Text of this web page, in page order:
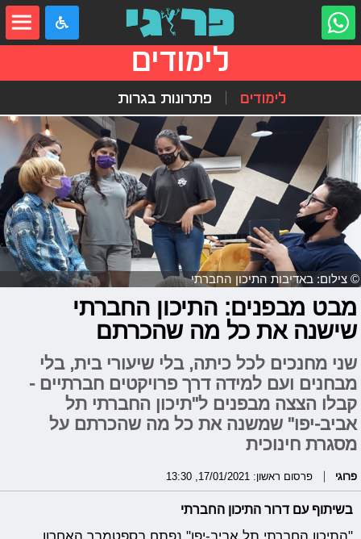
לימודים
לימודים פתרונות בגרות
© צילום: באדיבות התיכון החברתי
מבט מבפנים: התיכון החברתי
שישנה את כל מה שהכרתם
שני מחנכים לכל כיתה, בלי שיעורי בית, בלי
מבחנים ועם למידה דרך פרויקטים חברתיים -
קבלו הצצה מבפנים ל"תיכון החברתי תל
אביב-יפו" שמשנה את כל מה שהכרתם על
מסגרת חינוכית
פרוגי פרסום ראשון: 17/01/2021, 13:30
בשיתוף עם דרור התיכון החברתי
"התיכון החברתי תל אביב-יפו" נפתח בספטמבר האחרון